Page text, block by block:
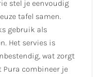
stel je eenvoudig
tafel samen.
gebruik als
Het servies is
wat zorgt
Pura combineer je